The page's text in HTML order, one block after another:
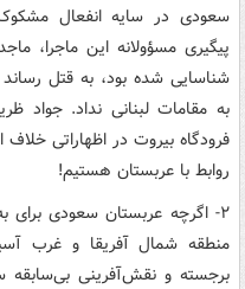
سعودی در سایه انفعال
پیگیری مسؤولانه این ماجرا،
شناسایی شده بود، به قتل
به مقامات لبنانی نداد. جواد
فرودگاه بیروت در اظهاراتی
روابط با عربستان هستیم!
۲- اگرچه عربستان سعودی
منطقه شمال آفریقا و غرب
برجسته و نقش‌آفرینی